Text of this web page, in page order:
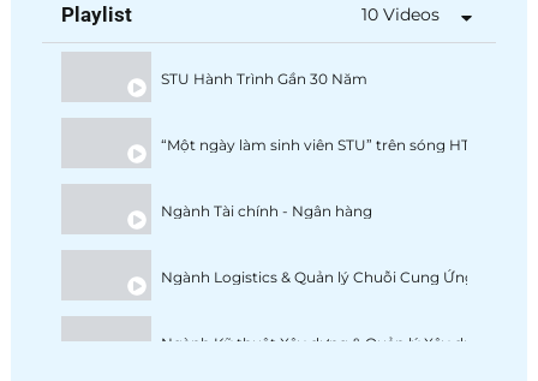
Playlist 10 Videos
STU Hành Trình Gần 30 Năm
“Một ngày làm sinh viên STU” trên sóng HTV9
Ngành Tài chính - Ngân hàng
Ngành Logistics & Quản lý Chuỗi Cung Ứng
Ngành Kỹ thuật Xây dựng & Quản lý Xây dựng